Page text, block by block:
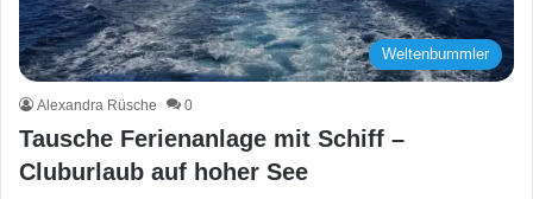
Weltenbummler
Alexandra Rüsche 0
Tausche Ferienanlage mit Schiff –
Cluburlaub auf hoher See